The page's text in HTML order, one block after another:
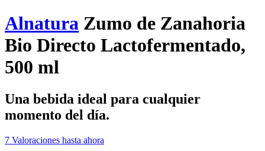
Alnatura Zumo de Zanahoria
Bio Directo Lactofermentado,
500 ml
Una bebida ideal para cualquier
momento del día.
7 Valoraciones hasta ahora